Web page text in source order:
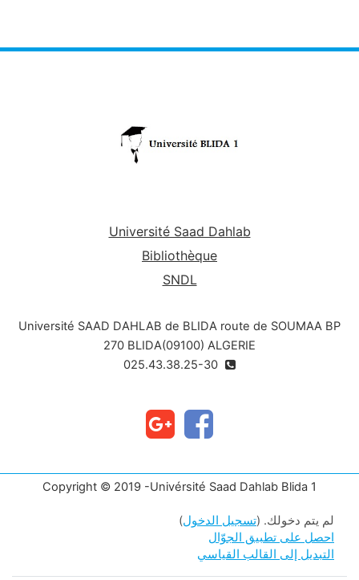
photosynthèse et transformée en Energie chimique
énergie est dite renouvelable. Un produit
nouvellement entré dans le marche comme
carburant du transport est connu sous le terme
Université Saad Dahlab
Bibliothèque
SNDL
Université SAAD DAHLAB de BLIDA route de SOUMAA BP
270 BLIDA(09100) ALGERIE
Copyright © 2019 -Univérsité Saad Dahlab Blida 1
لم يتم دخولك. (تسجيل الدخول)
احصل على تطبيق الجوّال
التبديل إلى القالب القياسي